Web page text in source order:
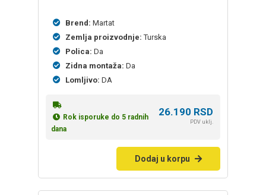
Brend: Martat
Zemlja proizvodnje: Turska
Polica: Da
Zidna montaža: Da
Lomljivo: DA
Rok isporuke do 5 radnih
dana
26.190 RSD
PDV uklj.
Dodaj u korpu